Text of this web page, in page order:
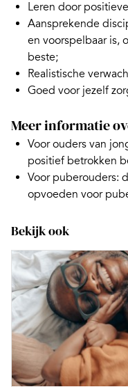
Leren door
Aansprekende
en voorspelbaar is,
beste;
Realistische
Goed voor jezelf
Meer informatie
Voor ouders van
positief betrokken
Voor puberouders:
opvoeden voor
Bekijk ook